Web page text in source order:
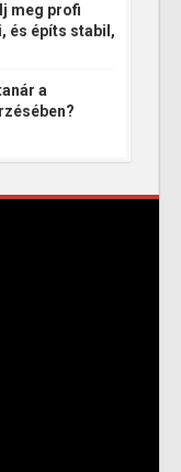
meg profi
és építs stabil,
a